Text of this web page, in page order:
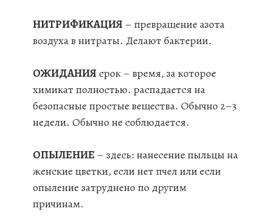
НИТРИФИКАЦИЯ – превращение азота
воздуха в нитраты. Делают бактерии.
ОЖИДАНИЯсрок – время, за которое
химикат полностью. распадается на
безопасные простые вещества. Обычно 2–3
недели. Обычно не соблюдается.
ОПЫЛЕНИЕ – здесь: нанесение пыльцы на
женские цветки, если нет пчел или если
опыление затруднено по другим
причинам.